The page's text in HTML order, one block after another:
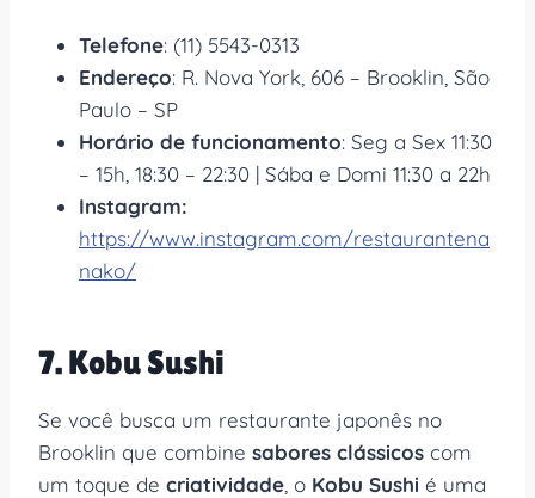
Telefone: (11) 5543-0313
Endereço: R. Nova York, 606 – Brooklin, São
Paulo – SP
Horário de funcionamento: Seg a Sex 11:30
– 15h, 18:30 – 22:30 | Sába e Domi 11:30 a 22h
Instagram:
https://www.instagram.com/restaurantena
nako/
7. Kobu Sushi
Se você busca um restaurante japonês no
Brooklin que combine sabores clássicos com
um toque de criatividade , o Kobu Sushi é uma